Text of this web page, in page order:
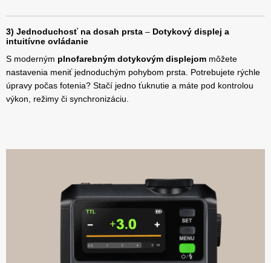
3) Jednoduchosť na dosah prsta – Dotykový displej a
intuitívne ovládanie
S moderným plnofarebným dotykovým displejom môžete
nastavenia meniť jednoduchým pohybom prsta. Potrebujete rýchle
úpravy počas fotenia? Stačí jedno ťuknutie a máte pod kontrolou
výkon, režimy či synchronizáciu.